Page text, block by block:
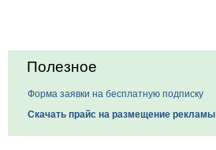
Полезное
Форма заявки на бесплатную подписку
Скачать прайс на размещение рекламы